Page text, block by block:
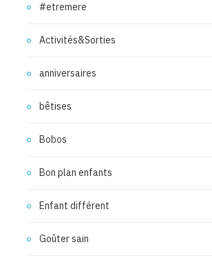
#etremere
Activités&Sorties
anniversaires
bêtises
Bobos
Bon plan enfants
Enfant différent
Goûter sain